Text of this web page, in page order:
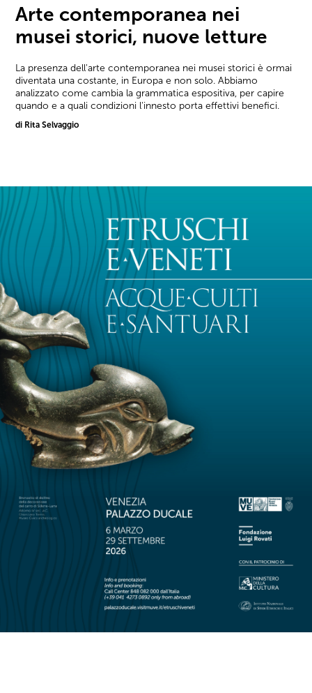
Arte contemporanea nei
musei storici, nuove letture
La presenza dell'arte contemporanea nei musei storici è ormai
diventata una costante, in Europa e non solo. Abbiamo
analizzato come cambia la grammatica espositiva, per capire
quando e a quali condizioni l'innesto porta effettivi benefici.
di Rita Selvaggio